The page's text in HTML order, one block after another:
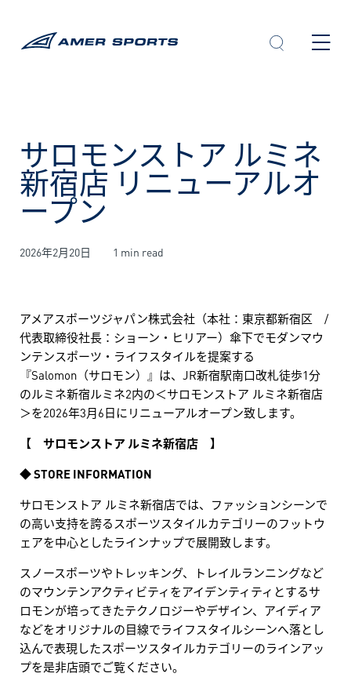
サロモンストア ルミネ
新宿店 リニューアルオ
ープン
2026年2月20日 1 min read
アメアスポーツジャパン株式会社（本社：東京都新宿区 /
代表取締役社長：ショーン・ヒリアー）傘下でモダンマウ
ンテンスポーツ・ライフスタイルを提案する
『Salomon（サロモン）』は、JR新宿駅南口改札徒歩1分
のルミネ新宿ルミネ2内の＜サロモンストア ルミネ新宿店
＞を2026年3月6日にリニューアルオープン致します。
【 サロモンストア ルミネ新宿店 】
◆ STORE INFORMATION
サロモンストア ルミネ新宿店では、ファッションシーンで
の高い支持を誇るスポーツスタイルカテゴリーのフットウ
ェアを中心としたラインナップで展開致します。
スノースポーツやトレッキング、トレイルランニングなど
のマウンテンアクティビティをアイデンティティとするサ
ロモンが培ってきたテクノロジーやデザイン、アイディア
などをオリジナルの目線でライフスタイルシーンへ落とし
込んで表現したスポーツスタイルカテゴリーのラインアッ
プを是非店頭でご覧ください。